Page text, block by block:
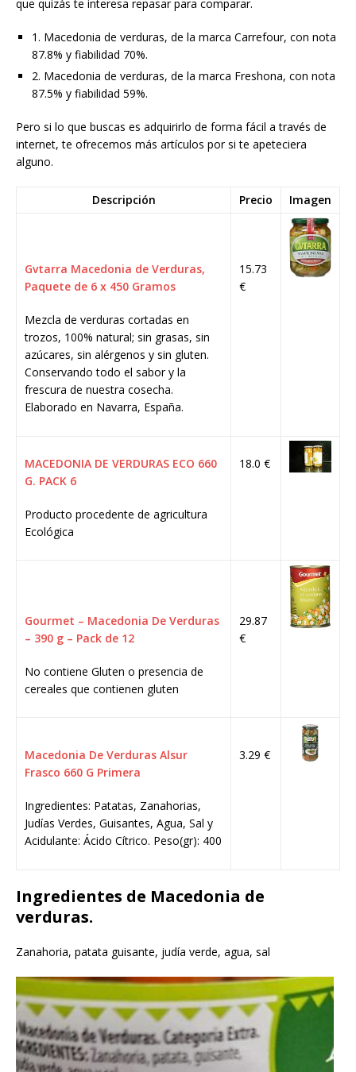
que quizás te interesa repasar para comparar.
1. Macedonia de verduras, de la marca Carrefour, con nota
87.8% y fiabilidad 70%.
2. Macedonia de verduras, de la marca Freshona, con nota
87.5% y fiabilidad 59%.
Pero si lo que buscas es adquirirlo de forma fácil a través de
internet, te ofrecemos más artículos por si te apeteciera
alguno.
Descripción Precio Imagen
Gvtarra Macedonia de Verduras,
Paquete de 6 x 450 Gramos
Mezcla de verduras cortadas en
trozos, 100% natural; sin grasas, sin
azúcares, sin alérgenos y sin gluten.
Conservando todo el sabor y la
frescura de nuestra cosecha.
Elaborado en Navarra, España.
15.73
€
MACEDONIA DE VERDURAS ECO 660
G. PACK 6
Producto procedente de agricultura
Ecológica
18.0 €
Gourmet – Macedonia De Verduras
– 390 g – Pack de 12
No contiene Gluten o presencia de
cereales que contienen gluten
29.87
€
Macedonia De Verduras Alsur
Frasco 660 G Primera
Ingredientes: Patatas, Zanahorias,
Judías Verdes, Guisantes, Agua, Sal y
Acidulante: Ácido Cítrico. Peso(gr): 400
3.29 €
Ingredientes de Macedonia de
verduras.
Zanahoria, patata guisante, judía verde, agua, sal